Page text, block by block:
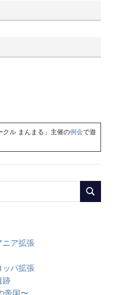
クル まんまる」主催の例会で遊
ニア拡張
ッパ拡張
跡